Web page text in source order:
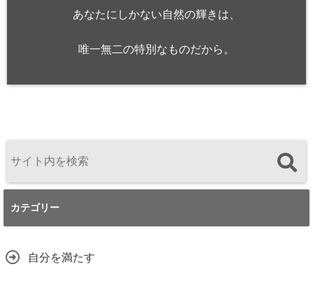
あなたにしかない自然の輝きは、
唯一無二の特別なものだから。
カテゴリー
自分を満たす